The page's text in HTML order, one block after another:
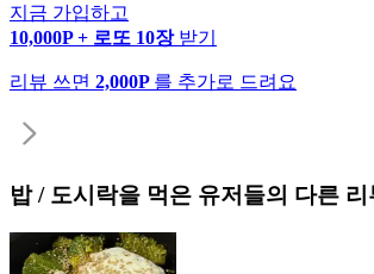
지금 가입하고
10,000P + 로또 10장 받기
리뷰 쓰면 2,000P 를 추가로 드려요
밥 / 도시락을 먹은 유저들의 다른 리